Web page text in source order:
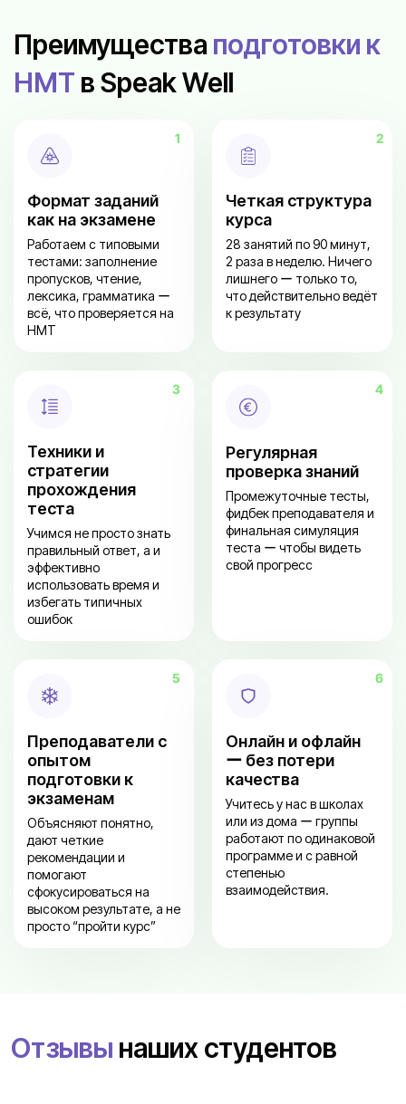
Преимущества подготовки к
НМТ в Speak Well
Формат заданий
как на экзамене
Работаем с типовыми
тестами: заполнение
пропусков, чтение,
лексика, грамматика ー
всё, что проверяется на
НМТ
Четкая структура
курса
28 занятий по 90 минут,
2 раза в неделю. Ничего
лишнего ー только то,
что действительно ведёт
к результату
Техники и
стратегии
прохождения
теста
Учимся не просто знать
правильный ответ, а и
эффективно
использовать время и
избегать типичных
ошибок
Регулярная
проверка знаний
Промежуточные тесты,
фидбек преподавателя и
финальная симуляция
теста ー чтобы видеть
свой прогресс
Преподаватели с
опытом
подготовки к
экзаменам
Объясняют понятно,
дают четкие
рекомендации и
помогают
сфокусироваться на
высоком результате, а не
просто “пройти курс”
Онлайн и офлайн
ー без потери
качества
Учитесь у нас в школах
или из дома ー группы
работают по одинаковой
программе и с равной
степенью
взаимодействия.
Отзывы наших студентов